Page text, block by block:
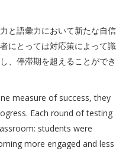
と語彙力において新たな自信
にとっては対応策によって識
、停滞期を超えることができ
measure of success, they
Each round of testing
students were
more engaged and less